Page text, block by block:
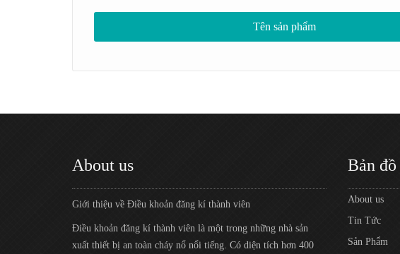
Tên sản phẩm
About us
Giới thiệu về Điều khoản đăng kí thành viên
Điều khoản đăng kí thành viên là một trong những nhà sản
xuất thiết bị an toàn cháy nổ nổi tiếng. Có diện tích hơn 400
Bản đồ
About us
Tin Tức
Sản Phẩm